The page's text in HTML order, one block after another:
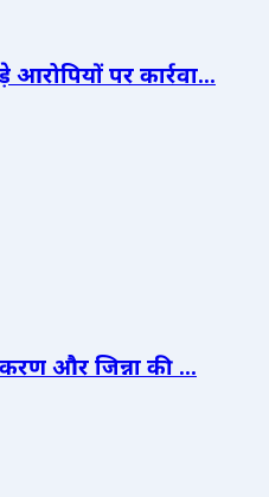
पर कार्रवा...
और जिन्ना की ...